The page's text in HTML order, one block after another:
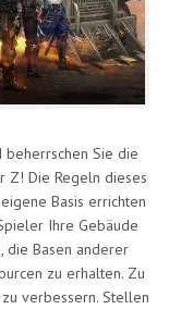
beherrschen Sie die
Z! Die Regeln dieses
Basis errichten
Ihre Gebäude
die Basen anderer
zu erhalten. Zu
verbessern. Stellen